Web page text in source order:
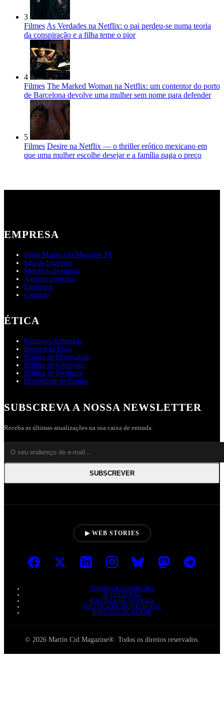
3
Filmes As Verdades na Netflix: o pai perdeu-se numa teoria
da conspiração e a filha teme o pior
4
Filmes The Marked Woman na Netflix: um contentor do porto
de Barcelona devolve uma mulher sem nome para defender
5
Filmes Desire na Netflix — o thriller erótico mexicano em
que uma mulher escolhe desejar e a família paga o preço
EMPRESA
Sobre Martin Cid Magazine PT
Sala de Imprensa
Membros da equipa
Anuncie connosco
Empregos
Contacto
ÉTICA
Princípios Editoriais
Declaração Ética
Política de Diversidade
Política de Correções
Política de Feedback
Diversidade da Equipa
SUBSCREVA A NOSSA NEWSLETTER
Receba as últimas atualizações na sua caixa de entrada.
SUBSCREVER
▶ WEB STORIES
TERMOS E CONDIÇÕES
AVISO LEGAL
POLÍTICA DE COOKIES
POLÍTICA DE PRIVACIDADE
DIREITOS DE AUTOR
© 2026 Martin Cid Magazine®. Todos os direitos reservados.